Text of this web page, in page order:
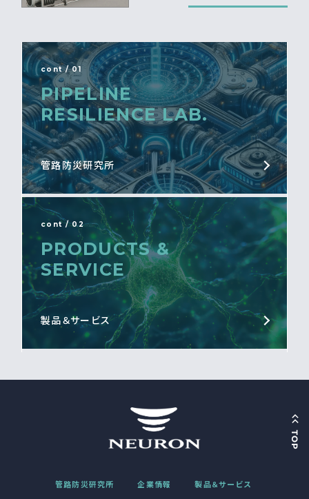
cont / 01
PIPELINE
RESILIENCE LAB.
管路防災研究所
cont / 02
PRODUCTS &
SERVICE
製品＆サービス
管路防災研究所 企業情報 製品＆サービス